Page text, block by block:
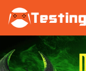
Zum Hauptinhalt springen